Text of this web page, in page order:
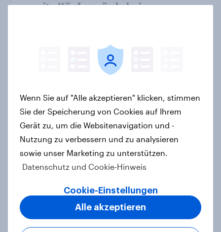
zweite Käufer würde bei
Searching for answers: How AI is
changing online discovery in 2026
Marken im Pride-Check 2026:
Wenn Sie auf "Alle akzeptieren" klicken, stimmen
Sie der Speicherung von Cookies auf Ihrem
Gerät zu, um die Websitenavigation und -
Nutzung zu verbessern und zu analysieren
sowie unser Marketing zu unterstützen.
Datenschutz und Cookie-Hinweis
Cookie-Einstellungen
Alle akzeptieren